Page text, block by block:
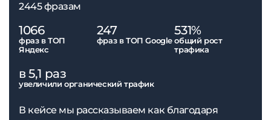
2445 фразам
1066
фраз в ТОП
Яндекс
247
фраз в ТОП Google
531%
общий рост
трафика
в 5,1 раз
увеличили органический трафик
В кейсе мы рассказываем как благодаря